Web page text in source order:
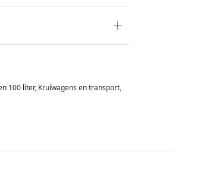
100 liter, Kruiwagens en transport,